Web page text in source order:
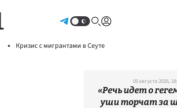
Кризис с мигрантами в Сеуте
05 августа 2026,
«Речь идет о
уши торчат за